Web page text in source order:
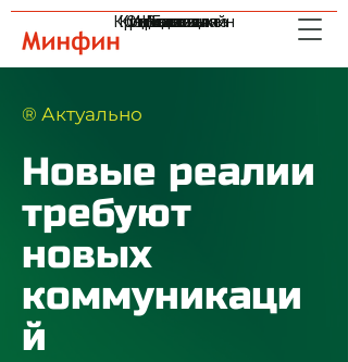
Валюта
Банки
Индексы
Криптовалюта
Кредиты онлайн
Страхование
Инвестиции
® Актуально
Новые реалии
требуют
новых
коммуникаци
й